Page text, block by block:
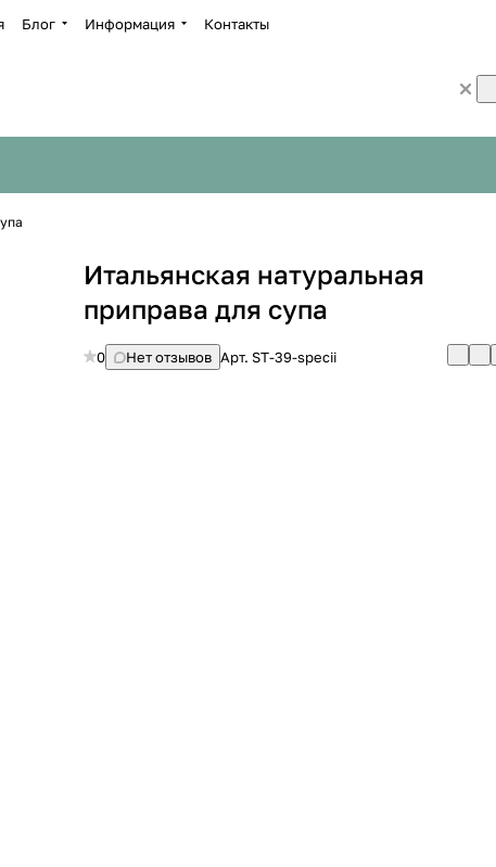
Блог Информация Контакты
Итальянская натуральная
приправа для супа
0 Нет отзывов Арт. ST-39-specii